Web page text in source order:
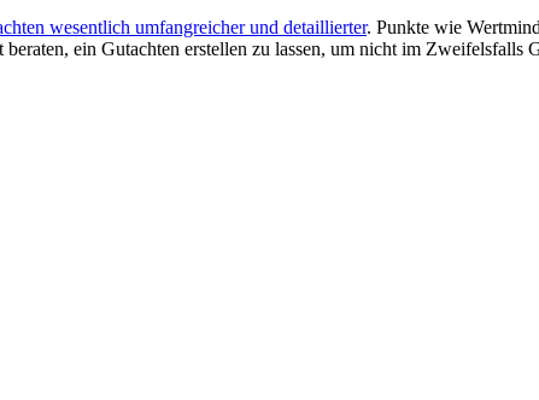
wesentlich umfangreicher und detaillierter. Punkte wie
ein Gutachten erstellen zu lassen, um nicht im Zweifelsfalls